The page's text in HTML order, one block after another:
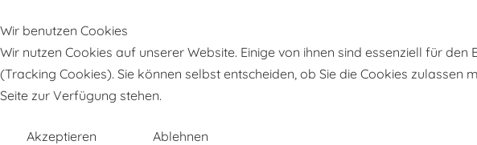
Wir benutzen Cookies
Wir nutzen Cookies auf unserer Website. Einige von ihnen sind essenziell für
(Tracking Cookies). Sie können selbst entscheiden, ob Sie die Cookies
Seite zur Verfügung stehen.
Akzeptieren
Ablehnen